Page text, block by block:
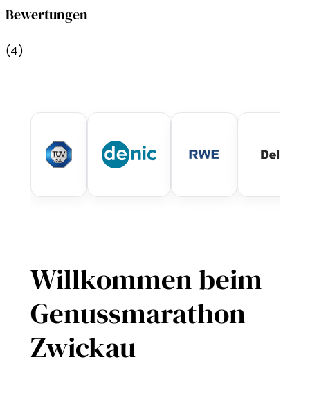
Bewertungen
(4)
Willkommen beim
Genussmarathon
Zwickau